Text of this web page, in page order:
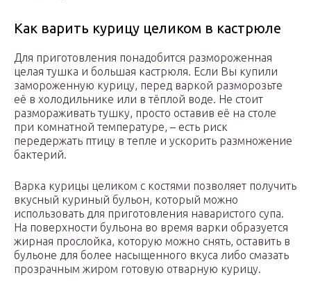
Как варить курицу целиком в кастрюле
Для приготовления понадобится размороженная
целая тушка и большая кастрюля. Если Вы купили
замороженную курицу, перед варкой разморозьте
её в холодильнике или в тёплой воде. Не стоит
размораживать тушку, просто оставив её на столе
при комнатной температуре, – есть риск
передержать птицу в тепле и ускорить размножение
бактерий.
Варка курицы целиком с костями позволяет получить
вкусный куриный бульон, который можно
использовать для приготовления наваристого супа.
На поверхности бульона во время варки образуется
жирная прослойка, которую можно снять, оставить в
бульоне для более насыщенного вкуса либо смазать
прозрачным жиром готовую отварную курицу.